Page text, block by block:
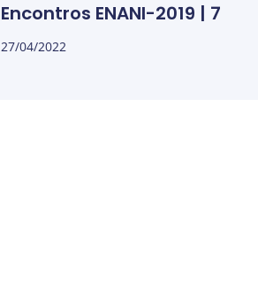
Encontros ENANI-2019 | 7
27/04/2022